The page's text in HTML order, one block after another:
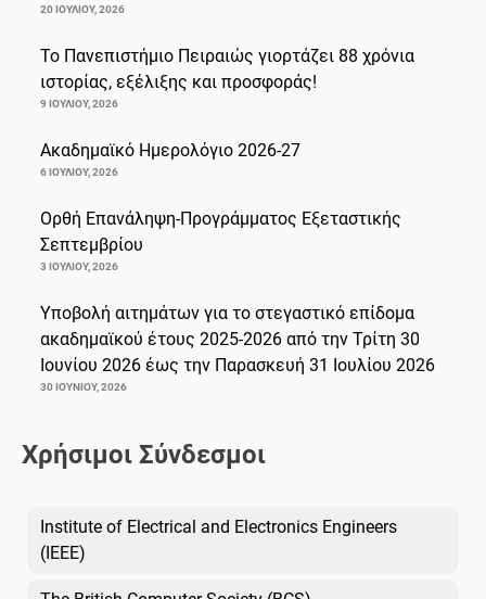
20 ΙΟΥΛΊΟΥ, 2026
Το Πανεπιστήμιο Πειραιώς γιορτάζει 88 χρόνια
ιστορίας, εξέλιξης και προσφοράς!
9 ΙΟΥΛΊΟΥ, 2026
Ακαδημαϊκό Ημερολόγιο 2026-27
6 ΙΟΥΛΊΟΥ, 2026
Ορθή Επανάληψη-Προγράμματος Εξεταστικής
Σεπτεμβρίου
3 ΙΟΥΛΊΟΥ, 2026
Υποβολή αιτημάτων για το στεγαστικό επίδομα
ακαδημαϊκού έτους 2025-2026 από την Τρίτη 30
Ιουνίου 2026 έως την Παρασκευή 31 Ιουλίου 2026
30 ΙΟΥΝΊΟΥ, 2026
Χρήσιμοι Σύνδεσμοι
Institute of Electrical and Electronics Engineers
(IEEE)